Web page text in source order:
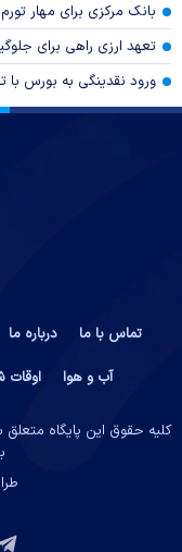
بانک مرکزی برای مهار
تعهد ارزی راهی برای
ورود نقدینگی به بورس با
تماس با ما درباره ما
آب و هوا
اوقات
کلیه حقوق این پایگاه متعلق